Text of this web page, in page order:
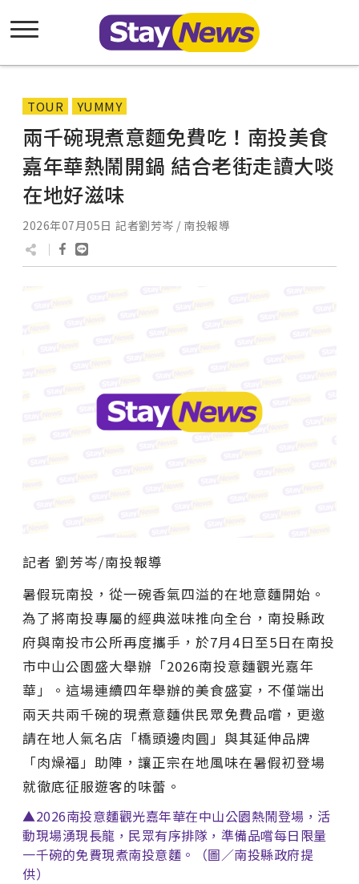
TOUR YUMMY
兩千碗現煮意麵免費吃！南投美食
嘉年華熱鬧開鍋 結合老街走讀大啖
在地好滋味
2026年07月05日 記者劉芳岑 / 南投報導
記者 劉芳岑/南投報導
暑假玩南投，從一碗香氣四溢的在地意麵開始。
為了將南投專屬的經典滋味推向全台，南投縣政
府與南投市公所再度攜手，於7月4日至5日在南投
市中山公園盛大舉辦「2026南投意麵觀光嘉年
華」。這場連續四年舉辦的美食盛宴，不僅端出
兩天共兩千碗的現煮意麵供民眾免費品嚐，更邀
請在地人氣名店「橋頭邊肉圓」與其延伸品牌
「肉燥福」助陣，讓正宗在地風味在暑假初登場
就徹底征服遊客的味蕾。
▲2026南投意麵觀光嘉年華在中山公園熱鬧登場，活
動現場湧現長龍，民眾有序排隊，準備品嚐每日限量
一千碗的免費現煮南投意麵。（圖／南投縣政府提
供）